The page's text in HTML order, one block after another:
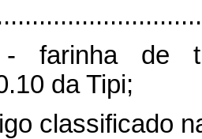
farinha de
da Tipi;
classificado